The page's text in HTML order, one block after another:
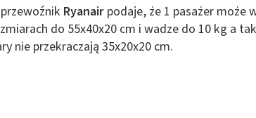
Ryanair podaje, że 1 pasażer może
do 55x40x20 cm i wadze do 10 kg a
nie przekraczają 35x20x20 cm.